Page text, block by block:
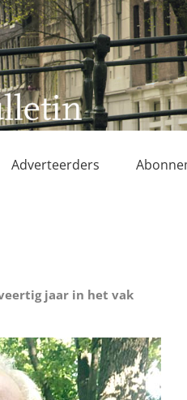
Adverteerders
jaar in het vak